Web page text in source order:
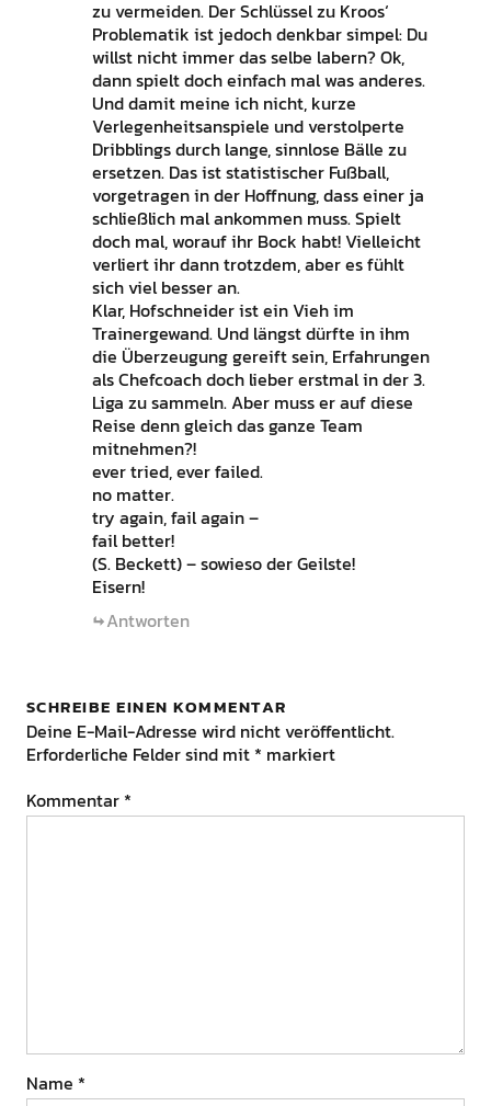
zu vermeiden. Der Schlüssel zu Kroos‘
Problematik ist jedoch denkbar simpel: Du
willst nicht immer das selbe labern? Ok,
dann spielt doch einfach mal was anderes.
Und damit meine ich nicht, kurze
Verlegenheitsanspiele und verstolperte
Dribblings durch lange, sinnlose Bälle zu
ersetzen. Das ist statistischer Fußball,
vorgetragen in der Hoffnung, dass einer ja
schließlich mal ankommen muss. Spielt
doch mal, worauf ihr Bock habt! Vielleicht
verliert ihr dann trotzdem, aber es fühlt
sich viel besser an.
Klar, Hofschneider ist ein Vieh im
Trainergewand. Und längst dürfte in ihm
die Überzeugung gereift sein, Erfahrungen
als Chefcoach doch lieber erstmal in der 3.
Liga zu sammeln. Aber muss er auf diese
Reise denn gleich das ganze Team
mitnehmen?!
ever tried, ever failed.
no matter.
try again, fail again –
fail better!
(S. Beckett) – sowieso der Geilste!
Eisern!
Antworten
SCHREIBE EINEN KOMMENTAR
Deine E-Mail-Adresse wird nicht veröffentlicht.
Erforderliche Felder sind mit * markiert
Kommentar *
Name *